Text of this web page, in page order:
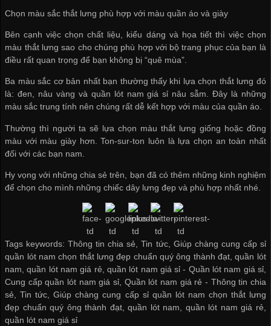
Chọn màu sắc thắt lưng phù hợp với màu quần áo và giày
Bên cạnh việc chọn chất liệu, kiểu dáng và họa tiết thì việc chọn
màu thắt lưng sao cho chúng phù hợp với bộ trang phục của bạn là
điều rất quan trọng để bạn không bị “quê mùa”.
Ba màu sắc cơ bản nhất bạn thường thấy khi lựa chọn thắt lưng đó
là: đen, nâu vàng và quần lót nam giá sỉ nâu sẫm. Đây là những
màu sắc trung tính nên chúng rất dễ kết hợp với màu của quần áo.
Thường thì người ta sẽ lựa chọn màu thắt lưng giống hoặc đồng
màu với màu giày hơn. Ton-sur-ton luôn là lựa chọn an toàn nhất
đối với các bạn nam.
Hy vọng với những chia sẻ trên, bạn đã có thêm những kinh nghiệm
để chọn cho mình những chiếc dây lưng đẹp và phù hợp nhất nhé.
Tags keywords: Thông tin chia sẻ, Tin tức, Giúp chàng cung cấp sỉ
quần lót nam chọn thắt lưng đẹp chuẩn quý ông thành đạt, quần lót
nam, quần lót nam giá rẻ, quần lót nam giá sỉ - Quần lót nam giá sỉ,
Cung cấp quần lót nam giá sỉ, Quần lót nam giá rẻ - Thông tin chia
sẻ,Tin tức,Giúp chàng cung cấp sỉ quần lót nam chọn thắt lưng
đẹp chuẩn quý ông thành đạt,quần lót nam, quần lót nam giá rẻ,
quần lót nam giá sỉ